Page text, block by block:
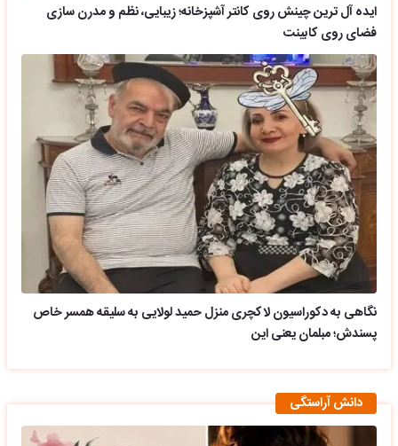
ایده آل ترین چینش روی کانتر آشپزخانه؛ زیبایی، نظم و مدرن سازی
فضای روی کابینت
نگاهی به دکوراسیون لاکچری منزل حمید لولایی به سلیقه همسر خاص
پسندش؛ مبلمان یعنی این
دانش آراستگی